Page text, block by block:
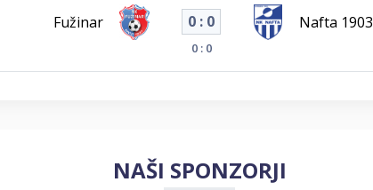
Fužinar 0 : 0
0 : 0
Nafta 1903
NAŠI SPONZORJI